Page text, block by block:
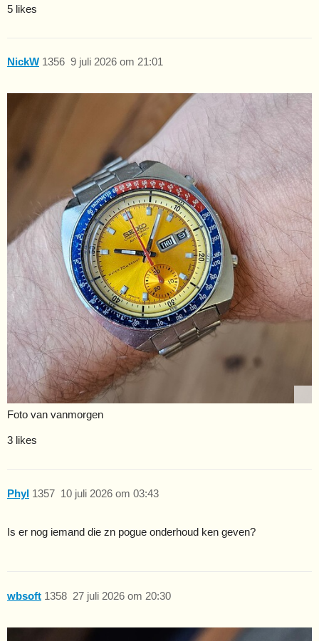
5 likes
NickW 9 juli 2026 om 21:01
1356
Foto van vanmorgen
3 likes
Phyl 10 juli 2026 om 03:43
1357
Is er nog iemand die zn pogue onderhoud ken geven?
wbsoft 27 juli 2026 om 20:30
1358